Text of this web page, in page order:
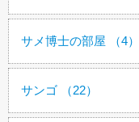
サメ博士の部屋 （4）
サンゴ （22）